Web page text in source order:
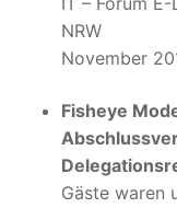
NRW
November
Fisheye
Gäste waren